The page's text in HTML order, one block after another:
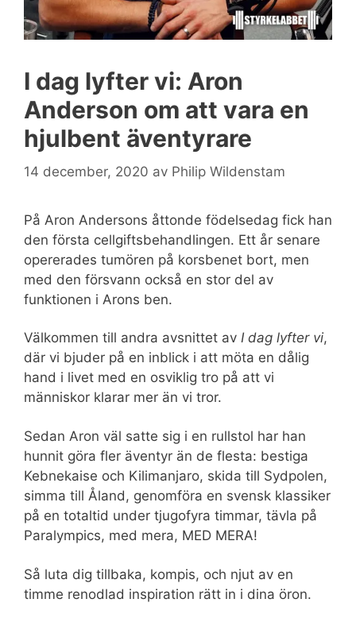
I dag lyfter vi: Aron
Anderson om att vara en
hjulbent äventyrare
14 december, 2020 av Philip Wildenstam
På Aron Andersons åttonde födelsedag fick han
den första cellgiftsbehandlingen. Ett år senare
opererades tumören på korsbenet bort, men
med den försvann också en stor del av
funktionen i Arons ben.
Välkommen till andra avsnittet av I dag lyfter vi,
där vi bjuder på en inblick i att möta en dålig
hand i livet med en osviklig tro på att vi
människor klarar mer än vi tror.
Sedan Aron väl satte sig i en rullstol har han
hunnit göra fler äventyr än de flesta: bestiga
Kebnekaise och Kilimanjaro, skida till Sydpolen,
simma till Åland, genomföra en svensk klassiker
på en totaltid under tjugofyra timmar, tävla på
Paralympics, med mera, MED MERA!
Så luta dig tillbaka, kompis, och njut av en
timme renodlad inspiration rätt in i dina öron.